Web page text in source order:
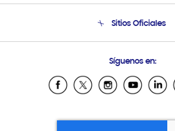
Condiciones de Compra
Soporte vía eMail
Sitios Oficiales
Samsung Ecuador
Samsung El Salvador
Samsung Honduras
Síguenos en: